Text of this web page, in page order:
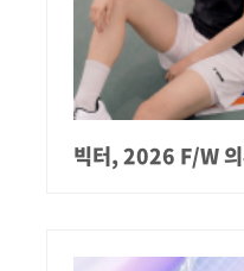
빅터, 2026 F/W 의